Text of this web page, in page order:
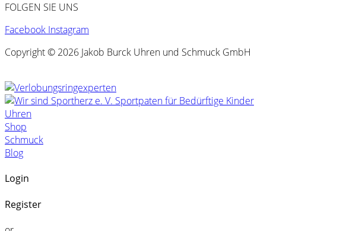
FOLGEN SIE UNS
Facebook Instagram
Copyright © 2026 Jakob Burck Uhren und Schmuck GmbH
Uhren
Shop
Schmuck
Blog
Login
Register